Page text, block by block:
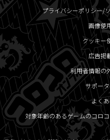
プライバシーポリシー/
画像使
クッキー
広告掲
利用者情報の
サポー
よく
対象年齢のあるゲームのコロ